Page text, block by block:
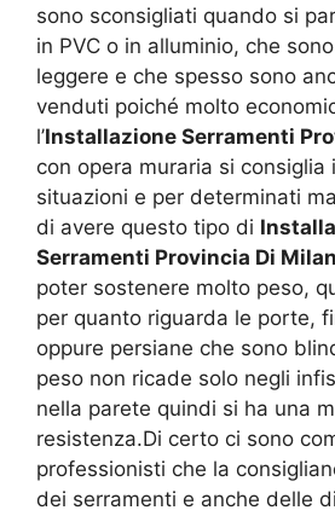
sono sconsigliati quando si
in PVC o in alluminio, che
leggere e che spesso sono
venduti poiché molto
l’Installazione Serramenti
con opera muraria si consiglia
situazioni e per determinati
di avere questo tipo di
Serramenti Provincia Di
poter sostenere molto peso,
per quanto riguarda le porte,
oppure persiane che sono
peso non ricade solo negli
nella parete quindi si ha una
resistenza.Di certo ci sono
professionisti che la
dei serramenti e anche delle